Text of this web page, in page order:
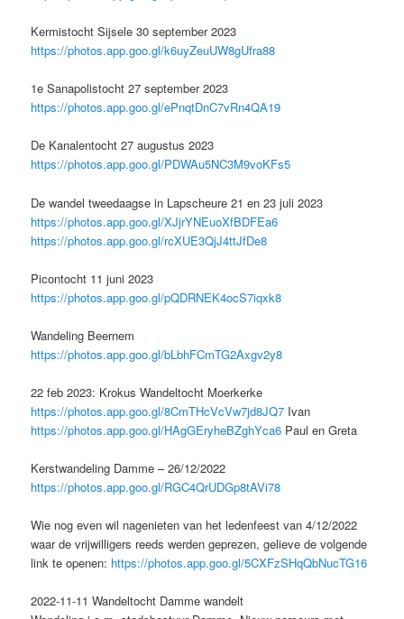
Kermistocht Sijsele 30 september 2023
https://photos.app.goo.gl/k6uyZeuUW8gUfra88
1e Sanapolistocht 27 september 2023
https://photos.app.goo.gl/ePnqtDnC7vRn4QA19
De Kanalentocht 27 augustus 2023
https://photos.app.goo.gl/PDWAu5NC3M9voKFs5
De wandel tweedaagse in Lapscheure 21 en 23 juli 2023
https://photos.app.goo.gl/XJjrYNEuoXfBDFEa6
https://photos.app.goo.gl/rcXUE3QjJ4ttJfDe8
Picontocht 11 juni 2023
https://photos.app.goo.gl/pQDRNEK4ocS7iqxk8
Wandeling Beernem
https://photos.app.goo.gl/bLbhFCmTG2Axgv2y8
22 feb 2023: Krokus Wandeltocht Moerkerke
https://photos.app.goo.gl/8CmTHcVcVw7jd8JQ7 Ivan
https://photos.app.goo.gl/HAgGEryheBZghYca6 Paul en Greta
Kerstwandeling Damme – 26/12/2022
https://photos.app.goo.gl/RGC4QrUDGp8tAVi78
Wie nog even wil nagenieten van het ledenfeest van 4/12/2022
waar de vrijwilligers reeds werden geprezen, gelieve de volgende
link te openen: https://photos.app.goo.gl/5CXFzSHqQbNucTG16
2022-11-11 Wandeltocht Damme wandelt